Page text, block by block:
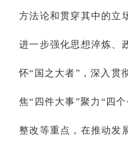
方法论和贯穿其中的立
进一步强化思想淬炼、
怀“国之大者”，深入贯
焦“四件大事”聚力“四
整改等重点，在推动发